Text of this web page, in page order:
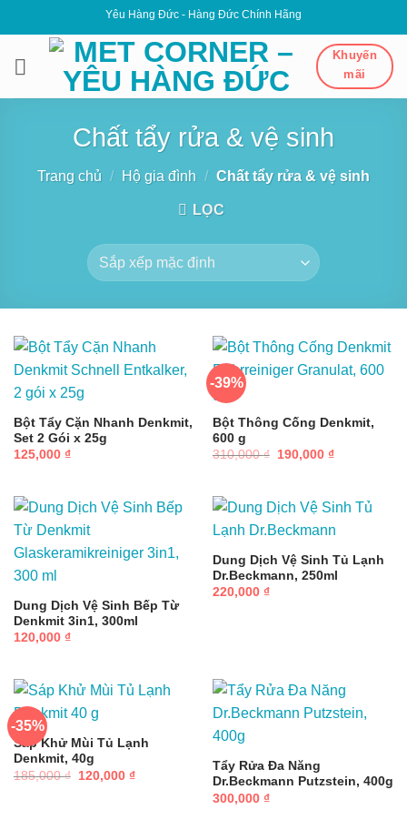
qua
nội
dung
Yêu Hàng Đức - Hàng Đức Chính Hãng
Khuyến
mãi
Chất tẩy rửa & vệ sinh
Trang chủ / Hộ gia đình / Chất tẩy rửa & vệ sinh
LỌC
Bột Tẩy Cặn Nhanh Denkmit,
Set 2 Gói x 25g
125,000 ₫
-39%
Bột Thông Cống Denkmit,
600 g
310,000₫
Giá
190,000 ₫Giá
190,000 ₫.
Dung Dịch Vệ Sinh Bếp Từ
Denkmit 3in1, 300ml
120,000 ₫
Dung Dịch Vệ Sinh Tủ Lạnh
Dr.Beckmann, 250ml
220,000 ₫
-35%
Sáp Khử Mùi Tủ Lạnh
Denkmit, 40g
185,000₫
Giá
120,000 ₫Giá
Tẩy Rửa Đa Năng
Dr.Beckmann Putzstein, 400g
300,000 ₫